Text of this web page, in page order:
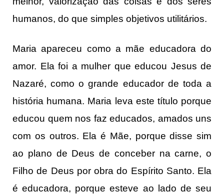
humanos, do que simples objetivos utilitários.
Maria apareceu como a mãe educadora do
amor. Ela foi a mulher que educou Jesus de
Nazaré, como o grande educador de toda a
história humana. Maria leva este título porque
educou quem nos faz educados, amados uns
com os outros. Ela é Mãe, porque disse sim
ao plano de Deus de conceber na carne, o
Filho de Deus por obra do Espírito Santo. Ela
é educadora, porque esteve ao lado de seu